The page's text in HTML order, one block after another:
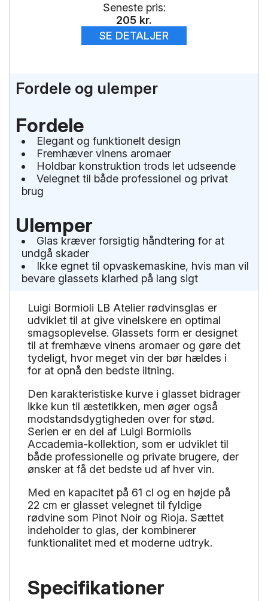
Luigi Bormioli LB Atelier rødvinsglas er
udviklet til at give vinelskere en optimal
smagsoplevelse. Glassets form er designet
til at fremhæve vinens aromaer og gøre det
tydeligt, hvor meget vin der bør hældes i
for at opnå den bedste iltning.
Den karakteristiske kurve i glasset bidrager
ikke kun til æstetikken, men øger også
modstandsdygtigheden over for stød.
Serien er en del af Luigi Bormiolis
Accademia-kollektion, som er udviklet til
både professionelle og private brugere, der
ønsker at få det bedste ud af hver vin.
Med en kapacitet på 61 cl og en højde på
22 cm er glasset velegnet til fyldige
rødvine som Pinot Noir og Rioja. Sættet
indeholder to glas, der kombinerer
funktionalitet med et moderne udtryk.
Fordele og ulemper
Fordele
Elegant og funktionelt design
Fremhæver vinens aromaer
Holdbar konstruktion trods let udseende
Velegnet til både professionel og privat
brug
Ulemper
Glas kræver forsigtig håndtering for at
undgå skader
Ikke egnet til opvaskemaskine, hvis man vil
bevare glassets klarhed på lang sigt
Specifikationer
Seneste pris:
205 kr.
SE DETALJER